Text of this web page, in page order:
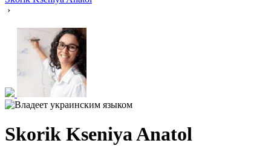
›
Skorik Kseniya Anatol